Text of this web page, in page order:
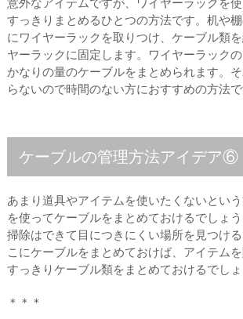
意外なアイテムですが、ワイヤーラックを
すっきりまとめるひとつの方法です。机や
にワイヤーラックを取りつけ、ケーブル類
ヤーラックに固定します。ワイヤーラック
かなりの量のケーブルをまとめられます。
らないので時間のない方におすすめの方法で
ケーブルの管理方法アイデア⑥
あまり道具やアイテムを使いたくないとい
を使ってケーブルをまとめておけるでしょ
掃除はできて目につきにくい場所を見つけ
こにケーブルをまとめておけば、アイテム
すっきりケーブル類をまとめておけるでしょ
＊＊＊